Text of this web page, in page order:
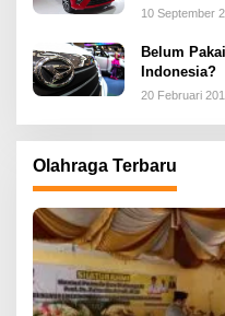
10 September
Belum
Indonesia?
20 Februari
Olahraga Terbaru